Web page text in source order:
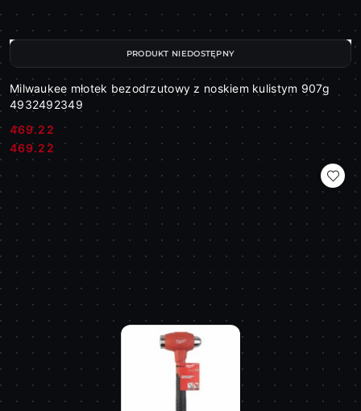
Milwaukee młotek bezodrzutowy z noskiem kulistym 907g
4932492349
Cena:
469.22
Cena:
469.22
PRODUKT NIEDOSTĘPNY